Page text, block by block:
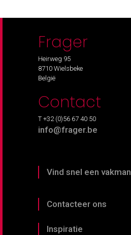
Frager
Heirweg 95
8710 Wielsbeke
België
Contact
T +32 (0)56 67 40 50
info@frager.be
Vind snel een vakman
Contacteer ons
Inspiratie